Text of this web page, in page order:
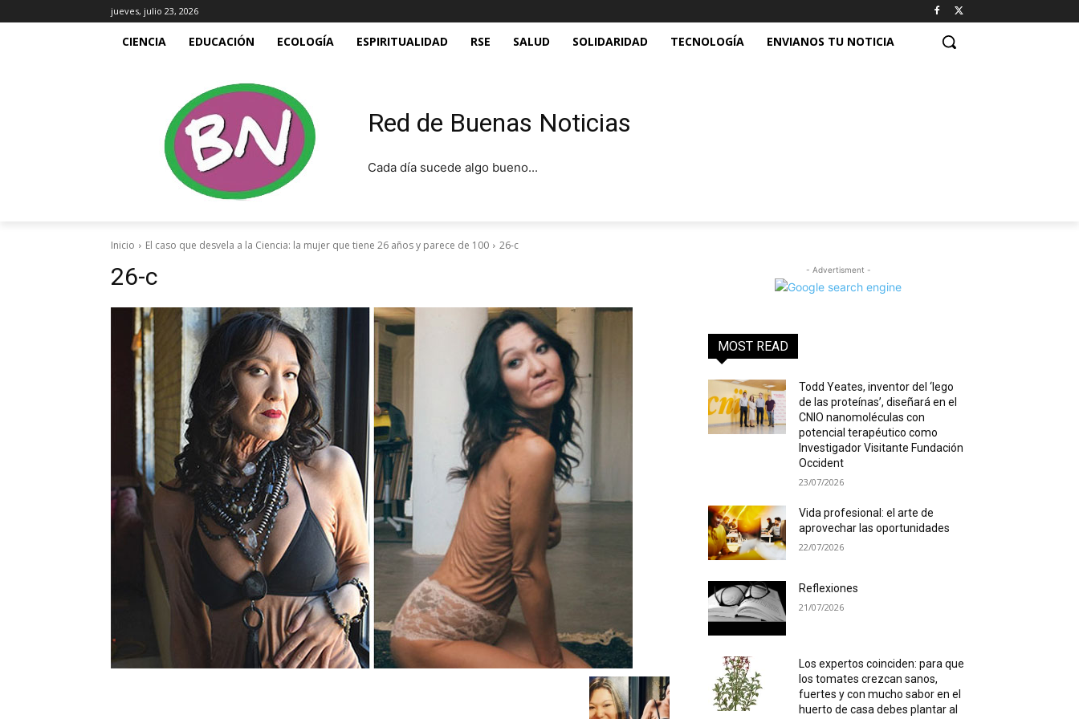
jueves, julio 23, 2026
CIENCIA EDUCACIÓN ECOLOGÍA ESPIRITUALIDAD RSE SALUD SOLIDARIDAD TECNOLOGÍA ENVIANOS TU NOTICIA
Red de Buenas Noticias
Cada día sucede algo bueno...
Inicio El caso que desvela a la Ciencia: la mujer que tiene 26 años y parece de 100 26-c
26-c - Advertisment -
MOST READ
Todd Yeates, inventor del ‘lego
de las proteínas’, diseñará en el
CNIO nanomoléculas con
potencial terapéutico como
Investigador Visitante Fundación
Occident
23/07/2026
Vida profesional: el arte de
aprovechar las oportunidades
22/07/2026
Reflexiones
21/07/2026
Los expertos coinciden: para que
los tomates crezcan sanos,
fuertes y con mucho sabor en el
huerto de casa debes plantar al